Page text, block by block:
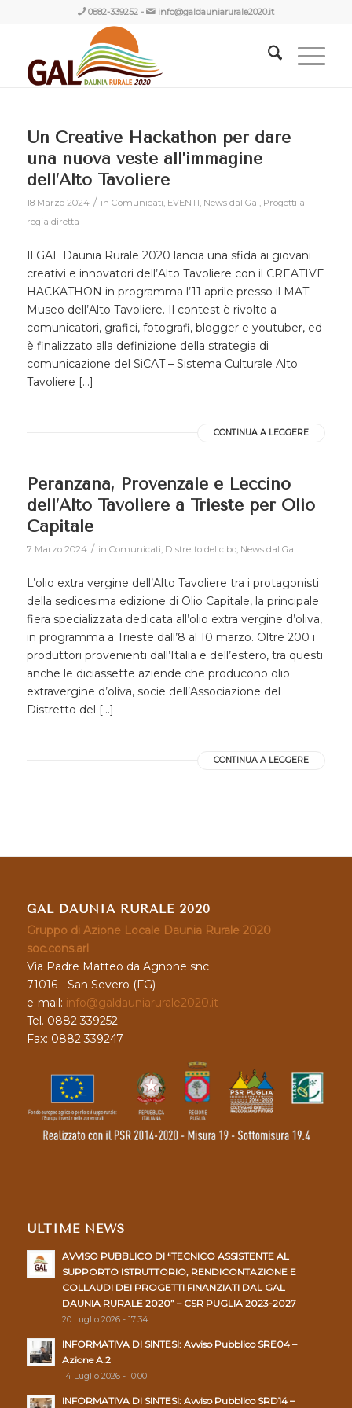
0882-339252- info@galdauniarurale2020.it
Un Creative Hackathon per dare
una nuova veste all’immagine
dell’Alto Tavoliere
18 Marzo 2024 / in Comunicati, EVENTI, News dal Gal, Progetti a
regia diretta
Il GAL Daunia Rurale 2020 lancia una sfida ai giovani
creativi e innovatori dell’Alto Tavoliere con il CREATIVE
HACKATHON in programma l’11 aprile presso il MAT-
Museo dell’Alto Tavoliere. Il contest è rivolto a
comunicatori, grafici, fotografi, blogger e youtuber, ed
è finalizzato alla definizione della strategia di
comunicazione del SiCAT – Sistema Culturale Alto
Tavoliere […]
CONTINUA A LEGGERE
Peranzana, Provenzale e Leccino
dell’Alto Tavoliere a Trieste per Olio
Capitale
7 Marzo 2024 / in Comunicati, Distretto del cibo, News dal Gal
L’olio extra vergine dell’Alto Tavoliere tra i protagonisti
della sedicesima edizione di Olio Capitale, la principale
fiera specializzata dedicata all’olio extra vergine d’oliva,
in programma a Trieste dall’8 al 10 marzo. Oltre 200 i
produttori provenienti dall’Italia e dell’estero, tra questi
anche le diciassette aziende che producono olio
extravergine d’oliva, socie dell’Associazione del
Distretto del […]
CONTINUA A LEGGERE
GAL DAUNIA RURALE 2020
Gruppo di Azione Locale Daunia Rurale 2020
soc.cons.arl
Via Padre Matteo da Agnone snc
71016 - San Severo (FG)
e-mail: info@galdauniarurale2020.it
Tel. 0882 339252
Fax: 0882 339247
ULTIME NEWS
AVVISO PUBBLICO DI “TECNICO ASSISTENTE AL
SUPPORTO ISTRUTTORIO, RENDICONTAZIONE E
COLLAUDI DEI PROGETTI FINANZIATI DAL GAL
DAUNIA RURALE 2020” – CSR PUGLIA 2023-2027
20 Luglio 2026 - 17:34
INFORMATIVA DI SINTESI: Avviso Pubblico SRE04 –
Azione A.2
14 Luglio 2026 - 10:00
INFORMATIVA DI SINTESI: Avviso Pubblico SRD14 –